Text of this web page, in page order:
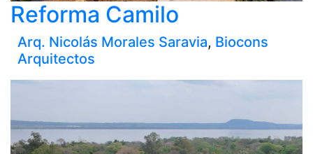
Reforma Camilo
Arq. Nicolás Morales Saravia, Biocons
Arquitectos